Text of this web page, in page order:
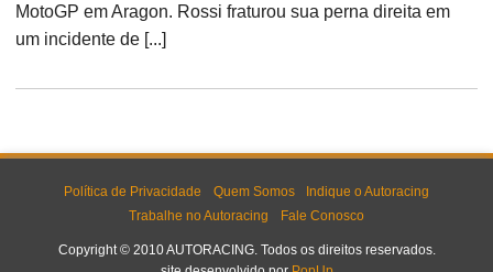
MotoGP em Aragon. Rossi fraturou sua perna direita em
um incidente de [...]
Política de Privacidade Quem Somos
Indique o Autoracing
Trabalhe no Autoracing
Fale Conosco
Copyright © 2010 AUTORACING. Todos os direitos reservados.